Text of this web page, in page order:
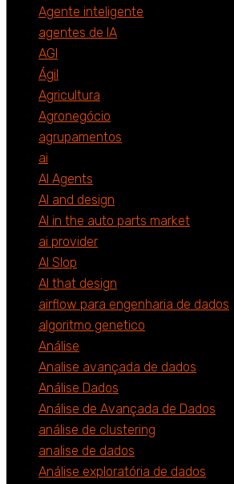
Agente inteligente
agentes de IA
AGI
Ágil
Agricultura
Agronegócio
agrupamentos
ai
AI Agents
AI and design
AI in the auto parts market
ai provider
AI Slop
AI that design
airflow para engenharia de dados
algoritmo genetico
Análise
Analise avançada de dados
Análise Dados
Análise de Avançada de Dados
análise de clustering
analise de dados
Análise exploratória de dados